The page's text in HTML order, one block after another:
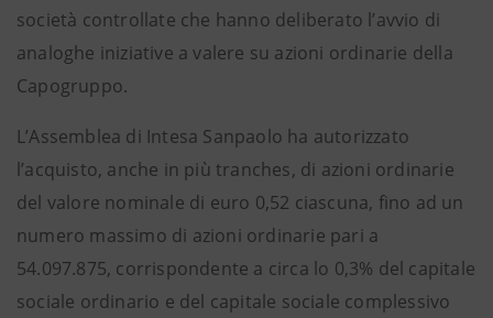
società controllate che hanno deliberato l’avvio di
analoghe iniziative a valere su azioni ordinarie della
Capogruppo.
L’Assemblea di Intesa Sanpaolo ha autorizzato
l’acquisto, anche in più tranches, di azioni ordinarie
del valore nominale di euro 0,52 ciascuna, fino ad un
numero massimo di azioni ordinarie pari a
54.097.875, corrispondente a circa lo 0,3% del capitale
sociale ordinario e del capitale sociale complessivo